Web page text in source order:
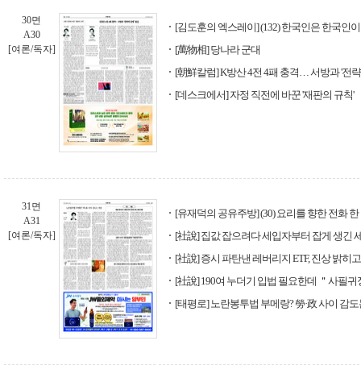
30면
A30
[여론/독자]
[김도훈의 엑스레이] (132) 한국인은 한국인
[萬物相] 당나라 군대
[朝鮮칼럼] K방산 4전 4패 충격… 서방과 '전
[데스크에서] 자정 직전에 바꾼 '재판의 규칙'
31면
A31
[여론/독자]
[유재덕의 공유주방] (30) 요리를 향한 전화
[社說] 집값 잡으려다 세입자부터 잡게 생긴
[社說] 증시 파탄낸 레버리지 ETF, 진상 밝히
[社說] 190여 누더기 입법 필요한데 ＂사필
[태평로] 노란봉투법 부메랑? 勞·政 사이 감